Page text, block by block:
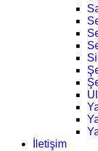
İletişim